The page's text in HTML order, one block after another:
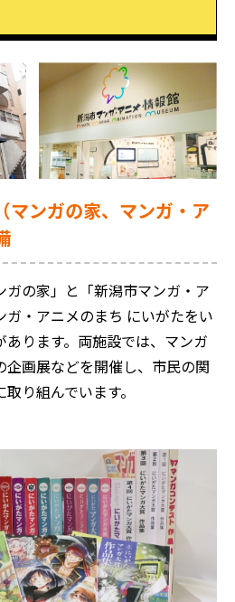
マンガの家、マンガ・ア
の家」と「新潟市マンガ・ア
・アニメのまち にいがたをい
ります。両施設では、マンガ
画展などを開催し、市民の関
り組んでいます。